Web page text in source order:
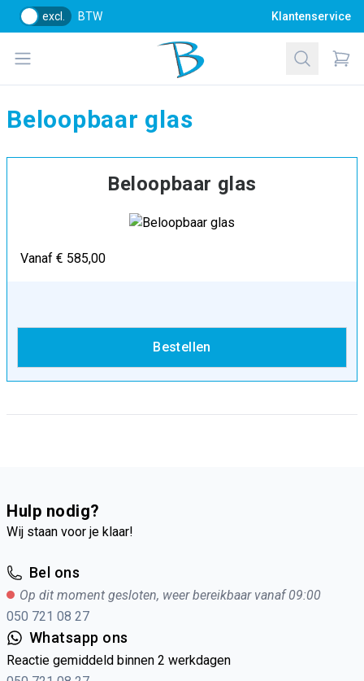
excl. BTW Klantenservice
Open menu
Bol Glascentrum B.V.
Zoeken
Beloopbaar glas
Beloopbaar glas
Vanaf € 585,00
Bestellen
Hulp nodig?
Wij staan voor je klaar!
Bel ons
Op dit moment gesloten, weer bereikbaar vanaf 09:00
050 721 08 27
Whatsapp ons
Reactie gemiddeld binnen 2 werkdagen